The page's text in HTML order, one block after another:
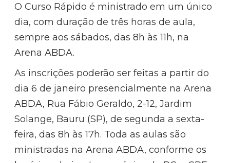
O Curso Rápido é ministrado em um único
dia, com duração de três horas de aula,
sempre aos sábados, das 8h às 11h, na
Arena ABDA.
As inscrições poderão ser feitas a partir do
dia 6 de janeiro presencialmente na Arena
ABDA, Rua Fábio Geraldo, 2-12, Jardim
Solange, Bauru (SP), de segunda a sexta-
feira, das 8h às 17h. Toda as aulas são
ministradas na Arena ABDA, conforme os